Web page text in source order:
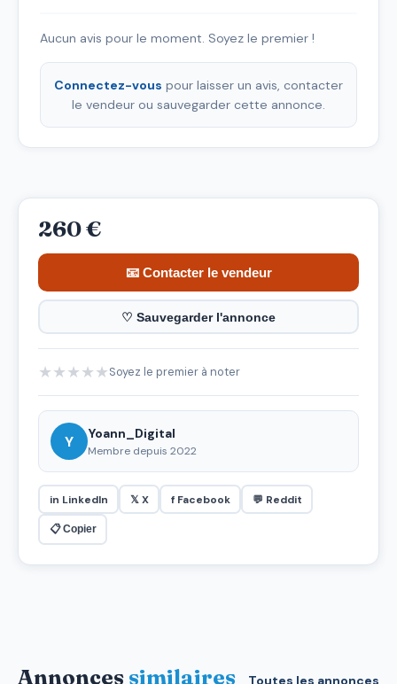
Aucun avis pour le moment. Soyez le premier !
Connectez-vous pour laisser un avis, contacter
le vendeur ou sauvegarder cette annonce.
260 €
📧 Contacter le vendeur
♡ Sauvegarder l'annonce
★★★★★Soyez le premier à noter
Y Yoann_Digital
Membre depuis 2022
in LinkedIn 𝕏 X f Facebook 💬 Reddit
📋 Copier
Annonces similaires Toutes les annonces